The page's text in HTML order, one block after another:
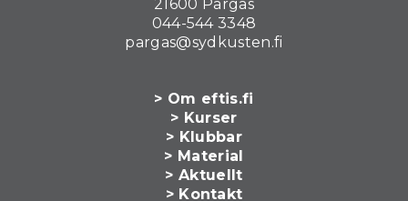
21600 Pargas
044-544 3348
pargas@sydkusten.fi
> Om eftis.fi
> Kurser
> Klubbar
> Material
> Aktuellt
> Kontakt